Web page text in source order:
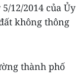
12/2014 của Ủy
không thông
thành phố